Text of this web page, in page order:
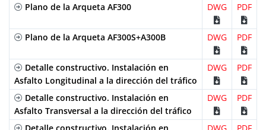
por ML
Dúctil
mediante
8
tornillos
por ML
Acero
Galvanizado
Ranurada
Simple
D-400 GRL300FOD Apoyada
Plano de la Arqueta AF300
DWG PDF
Plano de la Arqueta AF300S+A300B DWG PDF
Detalle constructivo. Instalación en
Asfalto Longitudinal a la dirección del tráfico
DWG PDF
Detalle constructivo. Instalación en
Asfalto Transversal a la dirección del tráfico
DWG PDF
Detalle constructivo. Instalación en
DWG PDF